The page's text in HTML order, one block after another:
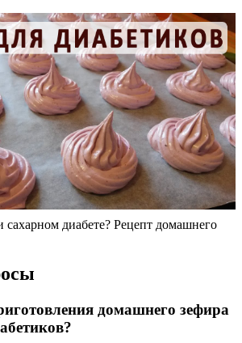
диабете? Рецепт домашнего
домашнего зефира